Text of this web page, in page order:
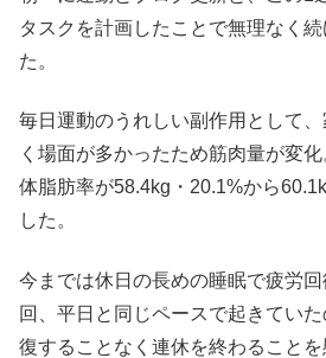
タスクを計画したことで無理なく
た。
毎日運動のうれしい副作用として
く場面が多かったため筋肉量が変
体脂肪率が58.4kg・20.1%から
した。
今までは休日の長めの睡眠で疲労
回、平日と同じペースで起きてい
復することなく連休を終わること